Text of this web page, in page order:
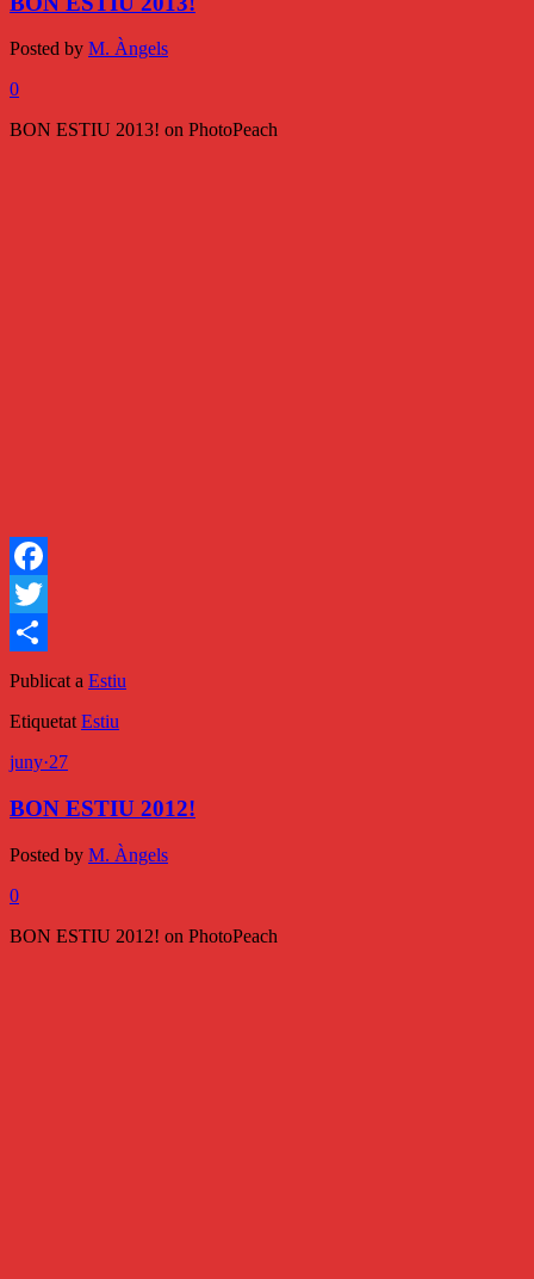
Posted by M. Àngels
0
BON ESTIU 2013! on PhotoPeach
Facebook
Twitter
Comparteix
Publicat a Estiu
Etiquetat Estiu
juny·27
BON ESTIU 2012!
Posted by M. Àngels
0
BON ESTIU 2012! on PhotoPeach